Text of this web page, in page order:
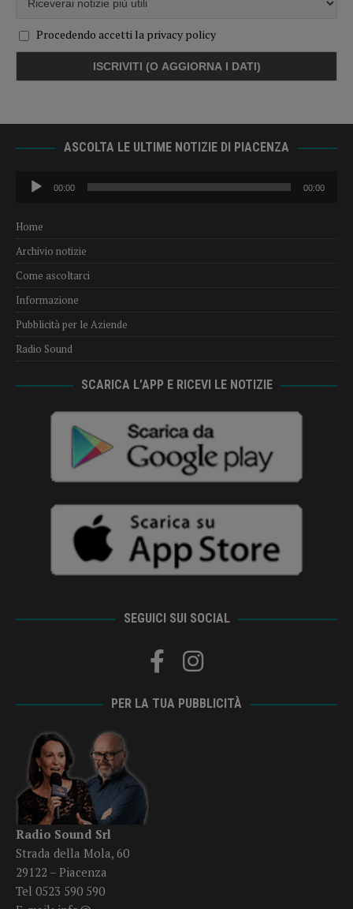
Procedendo accetti la privacy policy
ASCOLTA LE ULTIME NOTIZIE DI PIACENZA
Audio
Player
00:00 00:00
Home
Archivio notizie
Come ascoltarci
Informazione
Pubblicità per le Aziende
Radio Sound
SCARICA L’APP E RICEVI LE NOTIZIE
SEGUICI SUI SOCIAL
PER LA TUA PUBBLICITÀ
Radio Sound Srl
Strada della Mola, 60
29122 – Piacenza
Tel 0523 590 590